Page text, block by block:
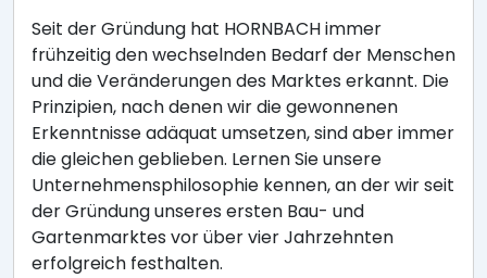
Seit der Gründung hat HORNBACH immer
frühzeitig den wechselnden Bedarf der Menschen
und die Veränderungen des Marktes erkannt. Die
Prinzipien, nach denen wir die gewonnenen
Erkenntnisse adäquat umsetzen, sind aber immer
die gleichen geblieben. Lernen Sie unsere
Unternehmensphilosophie kennen, an der wir seit
der Gründung unseres ersten Bau- und
Gartenmarktes vor über vier Jahrzehnten
erfolgreich festhalten.